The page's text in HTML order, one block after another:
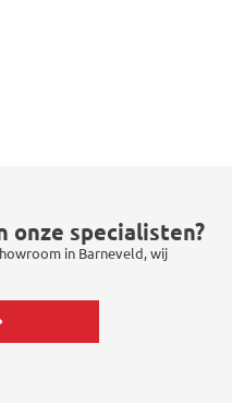
onze specialisten?
in Barneveld, wij